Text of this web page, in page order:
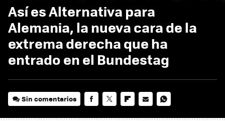
Así es Alternativa para
Alemania, la nueva cara de la
extrema derecha que ha
entrado en el Bundestag
Sin comentarios